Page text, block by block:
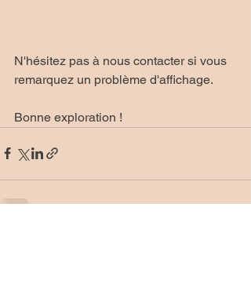
N'hésitez pas à nous contacter si vous
remarquez un problème d'affichage.
Bonne exploration !